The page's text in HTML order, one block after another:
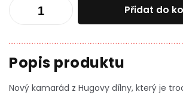
Přidat do
Nový kamarád z Hugovy dílny, který je